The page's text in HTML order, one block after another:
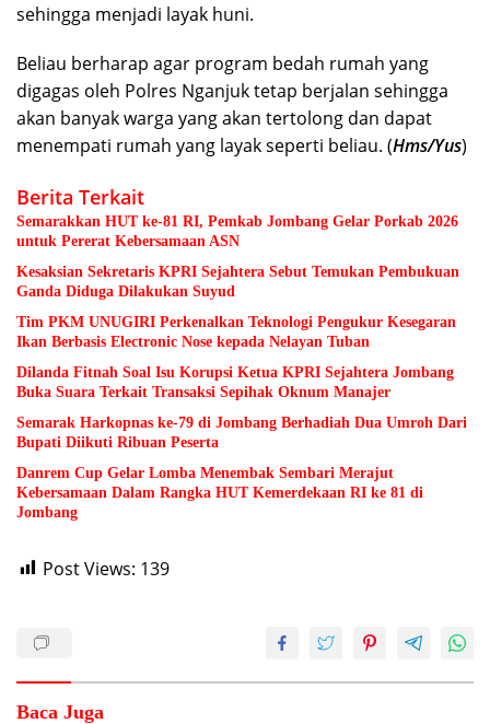
sehingga menjadi layak huni.
Beliau berharap agar program bedah rumah yang
digagas oleh Polres Nganjuk tetap berjalan sehingga
akan banyak warga yang akan tertolong dan dapat
menempati rumah yang layak seperti beliau. (Hms/Yus)
Berita Terkait
Semarakkan HUT ke-81 RI, Pemkab Jombang Gelar Porkab 2026
untuk Pererat Kebersamaan ASN
Kesaksian Sekretaris KPRI Sejahtera Sebut Temukan Pembukuan
Ganda Diduga Dilakukan Suyud
Tim PKM UNUGIRI Perkenalkan Teknologi Pengukur Kesegaran
Ikan Berbasis Electronic Nose kepada Nelayan Tuban
Dilanda Fitnah Soal Isu Korupsi Ketua KPRI Sejahtera Jombang
Buka Suara Terkait Transaksi Sepihak Oknum Manajer
Semarak Harkopnas ke-79 di Jombang Berhadiah Dua Umroh Dari
Bupati Diikuti Ribuan Peserta
Danrem Cup Gelar Lomba Menembak Sembari Merajut
Kebersamaan Dalam Rangka HUT Kemerdekaan RI ke 81 di
Jombang
Post Views: 139
Baca Juga